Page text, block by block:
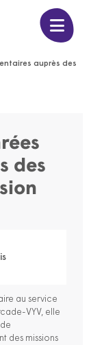
auprès des
des
au service
VYV, elle
des missions